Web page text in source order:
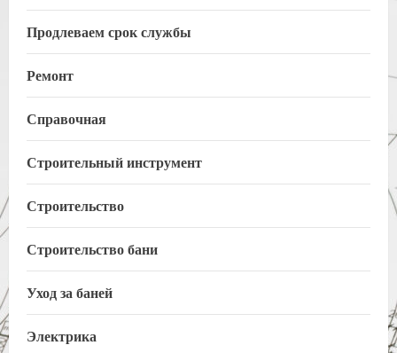
Продлеваем срок службы
Ремонт
Справочная
Строительный инструмент
Строительство
Строительство бани
Уход за баней
Электрика